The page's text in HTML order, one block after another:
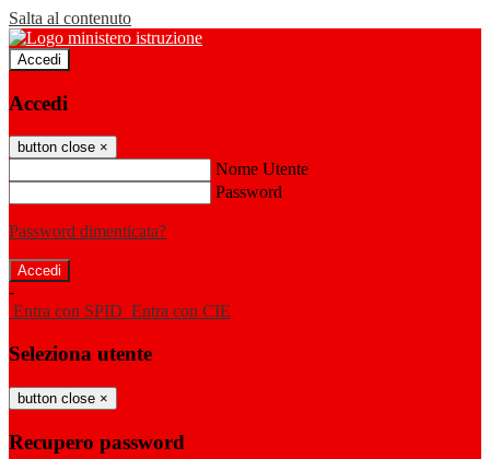
Salta al contenuto
Accedi
Accedi
button close ×
Nome Utente
Password
Password dimenticata?
-
Entra con SPID Entra con CIE
Seleziona utente
button close ×
Recupero password